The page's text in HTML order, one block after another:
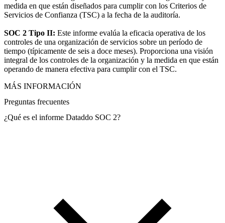
medida en que están diseñados para cumplir con los Criterios de
Servicios de Confianza (TSC) a la fecha de la auditoría.
SOC 2 Tipo II: Este informe evalúa la eficacia operativa de los
controles de una organización de servicios sobre un período de
tiempo (típicamente de seis a doce meses). Proporciona una visión
integral de los controles de la organización y la medida en que están
operando de manera efectiva para cumplir con el TSC.
MÁS INFORMACIÓN
Preguntas frecuentes
¿Qué es el informe Dataddo SOC 2?